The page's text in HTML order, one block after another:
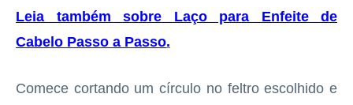
Leia também sobre Laço para Enfeite de
Cabelo Passo a Passo.
Comece cortando um círculo no feltro escolhido e